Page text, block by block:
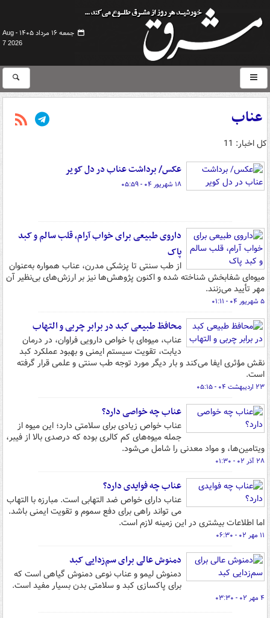
جمعه ۱۶ مرداد ۱۴۰۵ -
Aug
7 2026
عناب
کل اخبار: 11
عکس/ برداشت عناب در دل کویر
۱۸ شهریور ۰۴ - ۰۵:۵۹
داروی طبیعی برای خواب آرام، قلب سالم و کبد
پاک
از طب سنتی تا پزشکی مدرن، عناب همواره به‌عنوان
میوه‌ای شفابخش شناخته شده و اکنون پژوهش‌ها نیز بر ارزش‌های بی‌نظیر آن
مهر تأیید می‌زنند.
۵ شهریور ۰۴ - ۰۱:۱۱
محافظ طبیعی کبد در برابر چربی و التهاب
عناب، میوه‌ای با خواص دارویی فراوان، در درمان
دیابت، تقویت سیستم ایمنی و بهبود عملکرد کبد
نقش مؤثری ایفا می‌کند و بار دیگر مورد توجه طب سنتی و علمی قرار گرفته
است.
۲۳ اردیبهشت ۰۴ - ۰۵:۱۵
عناب چه خواصی دارد؟
عناب خواص زیادی برای سلامتی دارد؛ این میوه از
جمله میوه‌های کم کالری بوده که درصدی بالا از فیبر،
ویتامین‌ها، و مواد معدنی را شامل می‌شود.
۲۸ آذر ۰۲ - ۰۱:۳۰
عناب چه فوایدی دارد؟
عناب دارای خواص ضد التهابی است. مبارزه با التهاب
می تواند راهی برای دفع سموم و تقویت ایمنی باشد.
اما اطلاعات بیشتری در این زمینه لازم است.
۱۱ مهر ۰۲ - ۰۶:۳۰
دمنوش عالی برای سم‌زدایی کبد
دمنوش لیمو و عناب نوعی دمنوش گیاهی است که
برای پاکسازی کبد و سلامتی بدن بسیار مفید است.
۴ مهر ۰۲ - ۰۳:۳۰